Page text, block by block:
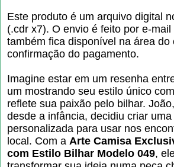
Este produto é um arquivo digital
(.cdr x7). O envio é feito por e-
também fica disponível na área do
confirmação do pagamento.
Imagine estar em um resenha
um mostrando seu estilo único
reflete sua paixão pelo bilhar.
desde a infância, decidiu criar
personalizada para usar nos
local. Com a Arte Camisa
com Estilo Bilhar Modelo 049,